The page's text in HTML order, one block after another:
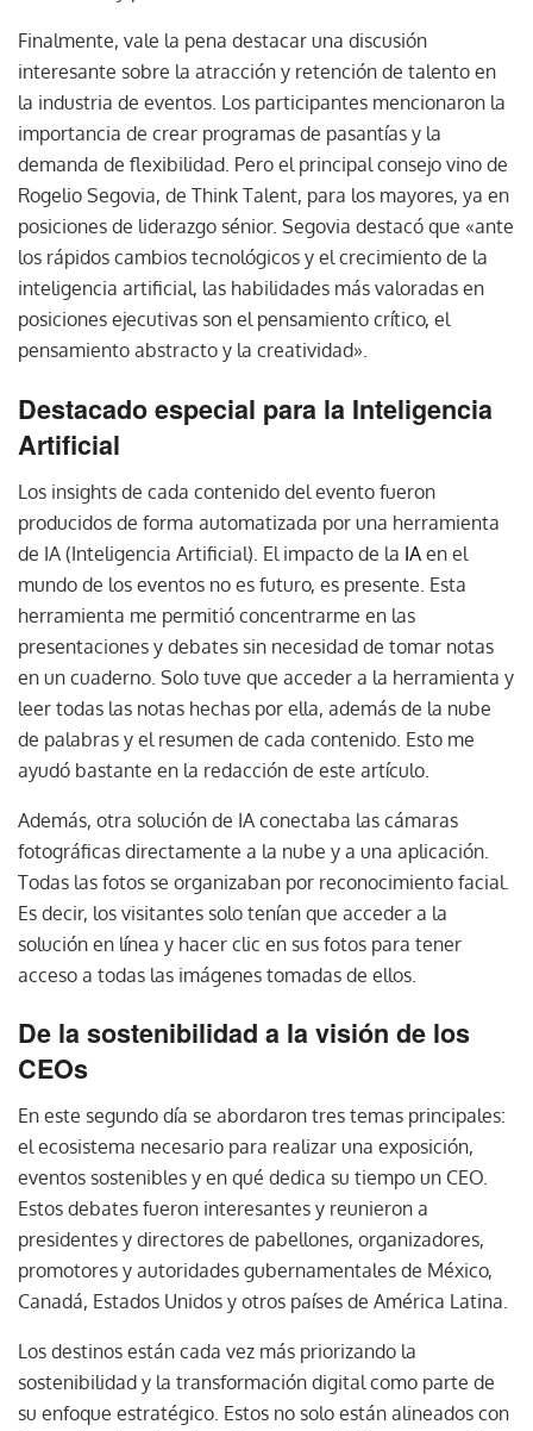
Finalmente, vale la pena destacar una discusión
interesante sobre la atracción y retención de talento en
la industria de eventos. Los participantes mencionaron la
importancia de crear programas de pasantías y la
demanda de flexibilidad. Pero el principal consejo vino de
Rogelio Segovia, de Think Talent, para los mayores, ya en
posiciones de liderazgo sénior. Segovia destacó que «ante
los rápidos cambios tecnológicos y el crecimiento de la
inteligencia artificial, las habilidades más valoradas en
posiciones ejecutivas son el pensamiento crítico, el
pensamiento abstracto y la creatividad».
Destacado especial para la Inteligencia
Artificial
Los insights de cada contenido del evento fueron
producidos de forma automatizada por una herramienta
de IA (Inteligencia Artificial). El impacto de la IA en el
mundo de los eventos no es futuro, es presente. Esta
herramienta me permitió concentrarme en las
presentaciones y debates sin necesidad de tomar notas
en un cuaderno. Solo tuve que acceder a la herramienta y
leer todas las notas hechas por ella, además de la nube
de palabras y el resumen de cada contenido. Esto me
ayudó bastante en la redacción de este artículo.
Además, otra solución de IA conectaba las cámaras
fotográficas directamente a la nube y a una aplicación.
Todas las fotos se organizaban por reconocimiento facial.
Es decir, los visitantes solo tenían que acceder a la
solución en línea y hacer clic en sus fotos para tener
acceso a todas las imágenes tomadas de ellos.
De la sostenibilidad a la visión de los
CEOs
En este segundo día se abordaron tres temas principales:
el ecosistema necesario para realizar una exposición,
eventos sostenibles y en qué dedica su tiempo un CEO.
Estos debates fueron interesantes y reunieron a
presidentes y directores de pabellones, organizadores,
promotores y autoridades gubernamentales de México,
Canadá, Estados Unidos y otros países de América Latina.
Los destinos están cada vez más priorizando la
sostenibilidad y la transformación digital como parte de
su enfoque estratégico. Estos no solo están alineados con